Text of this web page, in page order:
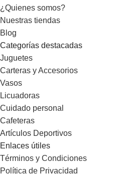
¿Quienes somos?
Nuestras tiendas
Blog
Categorías destacadas
Juguetes
Carteras y Accesorios
Vasos
Licuadoras
Cuidado personal
Cafeteras
Artículos Deportivos
Enlaces útiles
Términos y Condiciones
Política de Privacidad